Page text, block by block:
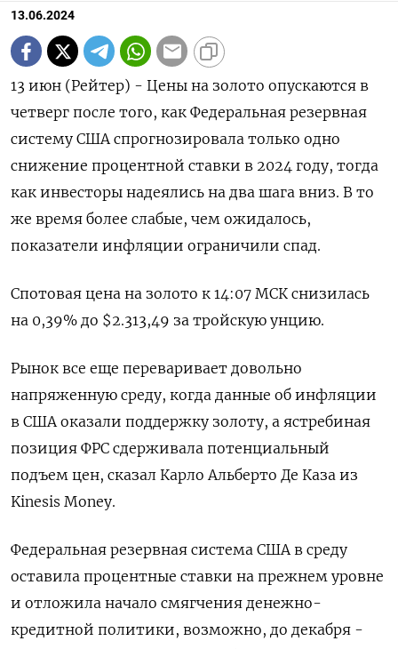
13.06.2024
13 июн (Рейтер) - Цены на золото опускаются в
четверг после того, как Федеральная резервная
систему США спрогнозировала только одно
снижение процентной ставки в 2024 году, тогда
как инвесторы надеялись на два шага вниз. В то
же время более слабые, чем ожидалось,
показатели инфляции ограничили спад.
Спотовая цена на золото к 14:07 МСК снизилась
на 0,39% до $2.313,49​ за тройскую унцию.
Рынок все еще переваривает довольно
напряженную среду, когда данные об инфляции
в США оказали поддержку золоту, а ястребиная
позиция ФРС сдерживала потенциальный
подъем цен, сказал Карло Альберто Де Каза из
Kinesis Money.
Федеральная резервная система США в среду
оставила процентные ставки на прежнем уровне
и отложила начало смягчения денежно-
кредитной политики, возможно, до декабря -